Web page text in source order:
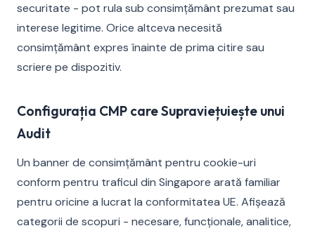
securitate - pot rula sub consimțământ prezumat sau
interese legitime. Orice altceva necesită
consimțământ expres înainte de prima citire sau
scriere pe dispozitiv.
Configurația CMP care Supraviețuiește unui
Audit
Un banner de consimțământ pentru cookie-uri
conform pentru traficul din Singapore arată familiar
pentru oricine a lucrat la conformitatea UE. Afișează
categorii de scopuri - necesare, funcționale, analitice,